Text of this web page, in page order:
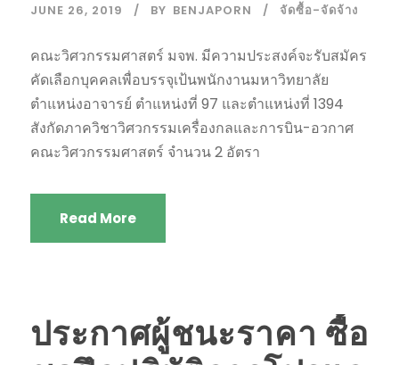
JUNE 26, 2019 BY BENJAPORN จัดซื้อ-จัดจ้าง
คณะวิศวกรรมศาสตร์ มจพ. มีความประสงค์จะรับสมัคร
คัดเลือกบุคคลเพื่อบรรจุเป้นพนักงานมหาวิทยาลัย
ตำแหน่งอาจารย์ ตำแหน่งที่ 97 และตำแหน่งที่ 1394
สังกัดภาควิชาวิศวกรรมเครื่องกลและการบิน-อวกาศ
คณะวิศวกรรมศาสตร์ จำนวน 2 อัตรา
Read More
ประกาศผู้ชนะราคา ซื้อ